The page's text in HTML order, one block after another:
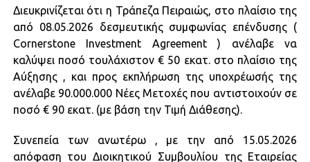
Διευκρινίζεται ότι η Τράπεζα Πειραιώς, στο πλαίσιο της
από 08.05.2026 δεσμευτικής συμφωνίας επένδυσης (
Cornerstone Investment Agreement ) ανέλαβε να
καλύψει ποσό τουλάχιστον € 50 εκατ. στο πλαίσιο της
Αύξησης , και προς εκπλήρωση της υποχρέωσής της
ανέλαβε 90.000.000 Νέες Μετοχές που αντιστοιχούν σε
ποσό € 90 εκατ. (με βάση την Τιμή Διάθεσης).
Συνεπεία των ανωτέρω , με την από 15.05.2026
απόφαση του Διοικητικού Συμβουλίου της Εταιρείας